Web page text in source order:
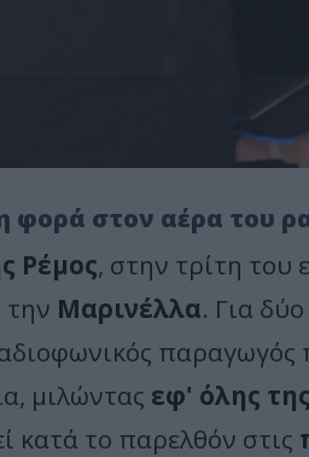
φορά στον αέρα του
Ρέμος, στην τρίτη του
την Μαρινέλλα. Για
παραγωγός
μιλώντας εφ' όλης
κατά το παρελθόν στις